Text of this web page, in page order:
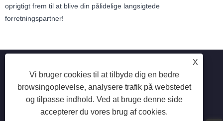
oprigtigt frem til at blive din pålidelige langsigtede
forretningspartner!
X
Vi bruger cookies til at tilbyde dig en bedre
browsingoplevelse, analysere trafik på webstedet
og tilpasse indhold. Ved at bruge denne side
accepterer du vores brug af cookies.
Copyright © 2025 Shenzhen Ruina Optoelectronic Co., Ltd -
Negellampe, neglebor, neglestøvsamler - Alle rettigheder
forbeholdes.